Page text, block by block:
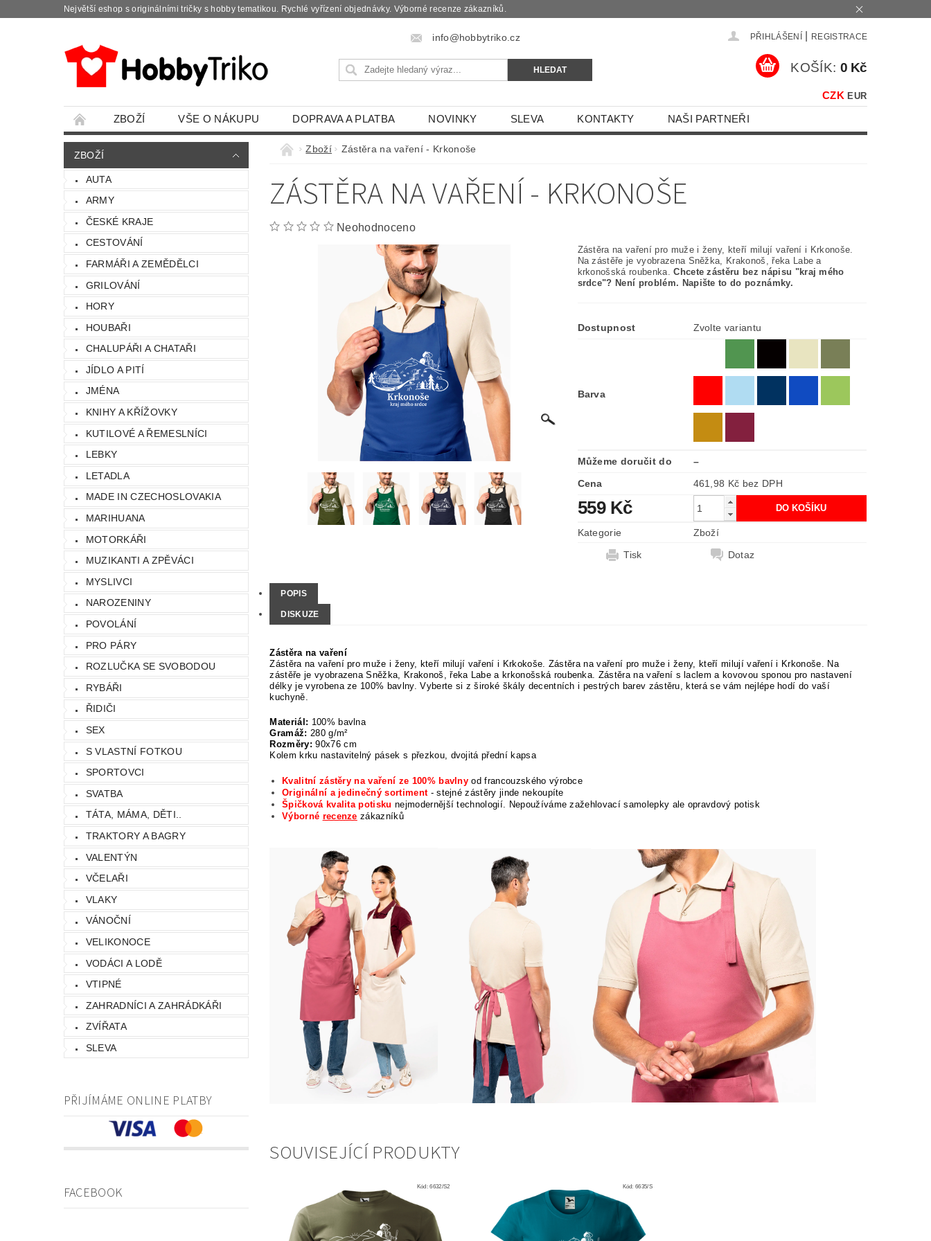
Největší eshop s originálními tričky s hobby tematikou. Rychlé vyřízení objednávky. Výborné recenze zákazníků.
info@hobbytriko.cz PŘIHLÁŠENÍ REGISTRACE
CZK EUR
KOŠÍK: 0 Kč
ZBOŽÍ VŠE O NÁKUPU DOPRAVA A PLATBA NOVINKY SLEVA KONTAKTY NAŠI PARTNEŘI
ZBOŽÍ
AUTA
ARMY
ČESKÉ KRAJE
CESTOVÁNÍ
FARMÁŘI A ZEMĚDĚLCI
GRILOVÁNÍ
HORY
HOUBAŘI
CHALUPÁŘI A CHATAŘI
JÍDLO A PITÍ
JMÉNA
KNIHY A KŘÍŽOVKY
KUTILOVÉ A ŘEMESLNÍCI
LEBKY
LETADLA
MADE IN CZECHOSLOVAKIA
MARIHUANA
MOTORKÁŘI
MUZIKANTI A ZPĚVÁCI
MYSLIVCI
NAROZENINY
POVOLÁNÍ
PRO PÁRY
ROZLUČKA SE SVOBODOU
RYBÁŘI
ŘIDIČI
SEX
S VLASTNÍ FOTKOU
SPORTOVCI
SVATBA
TÁTA, MÁMA, DĚTI..
TRAKTORY A BAGRY
VALENTÝN
VČELAŘI
VLAKY
VÁNOČNÍ
VELIKONOCE
VODÁCI A LODĚ
VTIPNÉ
ZAHRADNÍCI A ZAHRÁDKÁŘI
ZVÍŘATA
SLEVA
PŘIJÍMÁME ONLINE PLATBY
FACEBOOK
Zboží Zástěra na vaření - Krkonoše
ZÁSTĚRA NA VAŘENÍ - KRKONOŠE
Neohodnoceno
Zástěra na vaření pro muže i ženy, kteří milují vaření i Krkonoše.
Na zástěře je vyobrazena Sněžka, Krakonoš, řeka Labe a
krkonošská roubenka.Chcete zástěru bez nápisu "kraj mého
srdce"? Není problém. Napište to do poznámky.
Dostupnost Zvolte variantu
Barva
Můžeme doručit do
–
Cena
461,98 Kč bez DPH
559 Kč
Kategorie
Zboží
Tisk
Dotaz
POPIS
DISKUZE
Zástěra na vaření
Zástěra na vaření pro muže i ženy, kteří milují vaření i Krkokoše. Zástěra na vaření pro muže i ženy, kteří milují vaření i Krkonoše. Na
zástěře je vyobrazena Sněžka, Krakonoš, řeka Labe a krkonošská roubenka. Zástěra na vaření s laclem a kovovou sponou pro nastavení
délky je vyrobena ze 100% bavlny. Vyberte si z široké škály decentních i pestrých barev zástěru, která se vám nejlépe hodí do vaší
kuchyně.
Materiál: 100% bavlna
Gramáž: 280 g/m²
Rozměry: 90x76 cm
Kolem krku nastavitelný pásek s přezkou, dvojitá přední kapsa
Kvalitní zástěry na vaření ze 100% bavlnyod francouzského výrobce
Originální a jedinečný sortiment - stejné zástěry jinde nekoupíte
Špičková kvalita potisku nejmodernější technologií. Nepoužíváme zažehlovací samolepky ale opravdový potisk
Výborné recenze zákazníků
SOUVISEJÍCÍ PRODUKTY
Kód:6632/S2 Kód:6635/S